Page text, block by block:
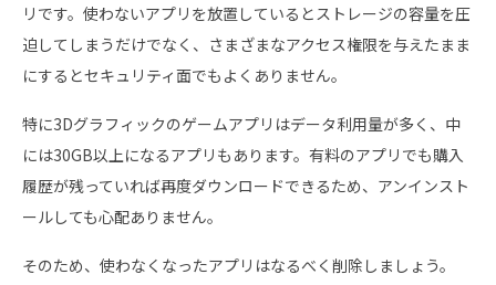
リです。使わないアプリを放置しているとストレージの容量を圧
迫してしまうだけでなく、さまざまなアクセス権限を与えたまま
にするとセキュリティ面でもよくありません。
特に3Dグラフィックのゲームアプリはデータ利用量が多く、中
には30GB以上になるアプリもあります。有料のアプリでも購入
履歴が残っていれば再度ダウンロードできるため、アンインスト
ールしても心配ありません。
そのため、使わなくなったアプリはなるべく削除しましょう。